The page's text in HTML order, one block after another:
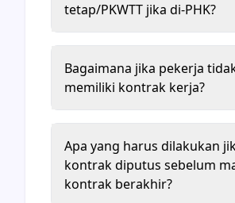
tetap/PKWTT jika di-PHK?
Bagaimana jika pekerja
memiliki kontrak kerja?
Apa yang harus dilakukan
kontrak diputus sebelum
kontrak berakhir?